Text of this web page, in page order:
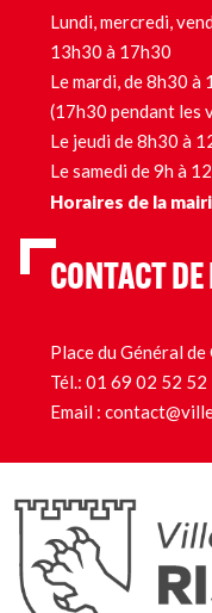
Lundi, mercredi,
13h30 à 17h30
Le mardi, de 8h30
(17h30 pendant les
Le jeudi de 8h30 à
Le samedi de 9h à
Horaires de la
CONTACT
Place du Général
Tél.: 01 69 02 52 52
Email :